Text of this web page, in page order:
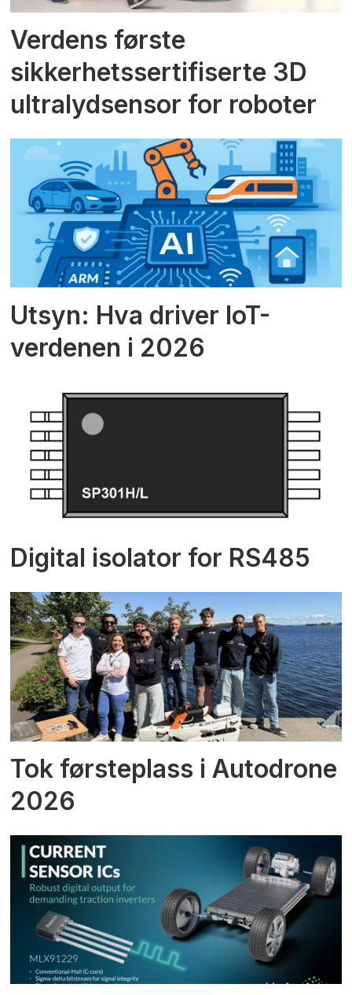
Verdens første
sikkerhetssertifiserte 3D
ultralydsensor for roboter
Utsyn: Hva driver IoT-
verdenen i 2026
Digital isolator for RS485
Tok førsteplass i Autodrone
2026